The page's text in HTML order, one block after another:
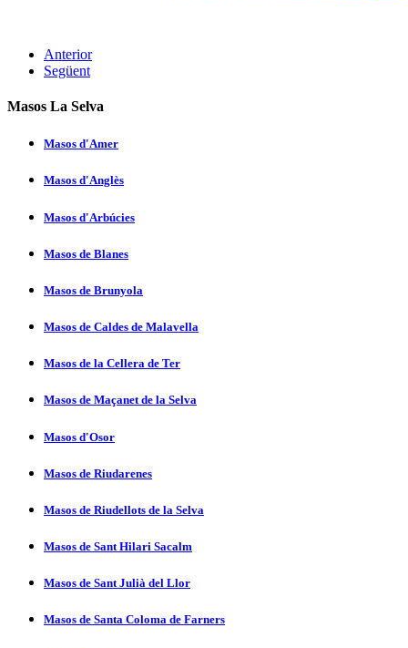
Anterior
Següent
Masos La Selva
Masos d'Amer
Masos d'Anglès
Masos d'Arbúcies
Masos de Blanes
Masos de Brunyola
Masos de Caldes de Malavella
Masos de la Cellera de Ter
Masos de Maçanet de la Selva
Masos d'Osor
Masos de Riudarenes
Masos de Riudellots de la Selva
Masos de Sant Hilari Sacalm
Masos de Sant Julià del Llor
Masos de Santa Coloma de Farners